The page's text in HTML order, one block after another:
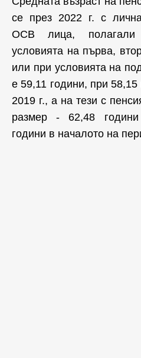
се през 2022 г. с
ОСВ лица,
условията на първа,
или при условията на
е 59,11 години, при 58,15
2019 г., а на тези с
размер - 62,48
години в началото на